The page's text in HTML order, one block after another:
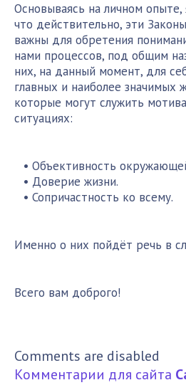
Основываясь на личном
что действительно, эти
важны для обретения
нами процессов, под общим
них, на данный момент, для
главных и наиболее значимых
которые могут служить
ситуациях:
Объективность
Доверие жизни.
Сопричастность ко всему.
Именно о них пойдёт речь в
Всего вам доброго!
Comments are disabled
Комментарии для сайта